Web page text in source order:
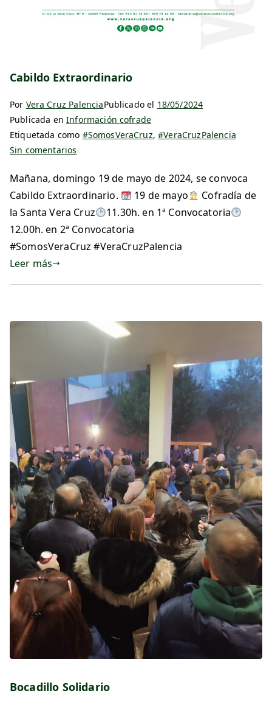
Cabildo Extraordinario
Por Vera Cruz PalenciaPublicado el 18/05/2024
Publicada enInformación cofrade
Etiquetada como #SomosVeraCruz,#VeraCruzPalencia
Sin comentarios
Mañana, domingo 19 de mayo de 2024, se convoca
Cabildo Extraordinario.
19 de mayo
Cofradía de
la Santa Vera Cruz
11.30h. en 1ª Convocatoria
12.00h. en 2ª Convocatoria
#SomosVeraCruz #VeraCruzPalencia
Leer más
Bocadillo Solidario